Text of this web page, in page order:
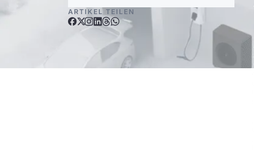
ARTIKEL TEILEN